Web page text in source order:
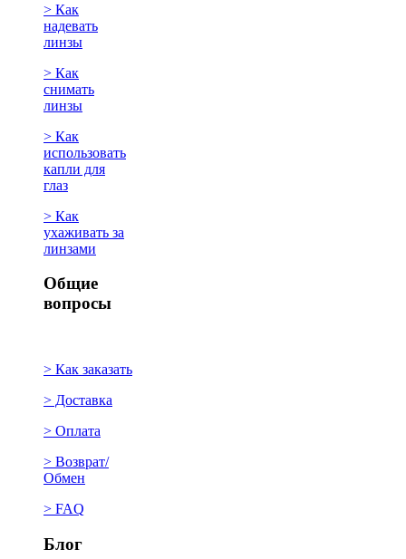
> Как
надевать
линзы
> Как
снимать
линзы
> Как
использовать
капли для
глаз
> Как
ухаживать за
линзами
Общие
вопросы
> Как заказать
> Доставка
> Оплата
> Возврат/
Обмен
> FAQ
Блог